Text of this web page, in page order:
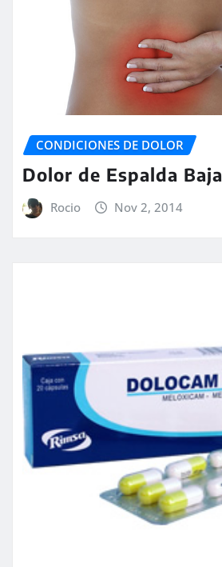
CONDICIONES DE DOLOR
Dolor de Espalda Baja
Rocio Nov 2, 2014